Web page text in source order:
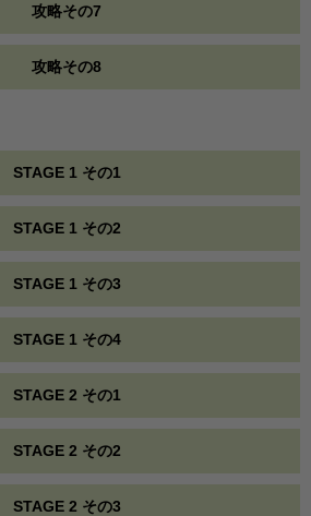
攻略その7
攻略その8
STAGE 1 その1
STAGE 1 その2
STAGE 1 その3
STAGE 1 その4
STAGE 2 その1
STAGE 2 その2
STAGE 2 その3